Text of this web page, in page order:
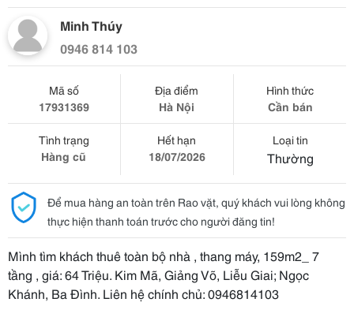
Minh Thúy
0946 814 103
Mã số
17931369
Địa điểm
Hà Nội
Hình thức
Cần bán
Tình trạng
Hàng cũ
Hết hạn
18/07/2026
Loại tin
Thường
Để mua hàng an toàn trên Rao vặt, quý khách vui lòng không
thực hiện thanh toán trước cho người đăng tin!
Mình tìm khách thuê toàn bộ nhà , thang máy, 159m2_ 7
tầng , giá: 64 Triệu. Kim Mã, Giảng Võ, Liễu Giai; Ngọc
Khánh, Ba Đình. Liên hệ chính chủ: 0946814103